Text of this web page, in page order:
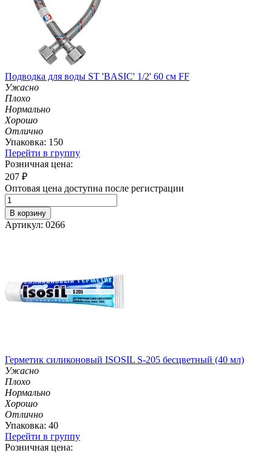
Подводка для воды ST 'BASIC' 1/2' 60 см FF
Ужасно
Плохо
Нормально
Хорошо
Отлично
Упаковка: 150
Перейти в группу
Розничная цена:
207 ₽
Оптовая цена доступна после регистрации
В корзину
Артикул: 0266
Герметик силиконовый ISOSIL S-205 бесцветный (40 мл)
Ужасно
Плохо
Нормально
Хорошо
Отлично
Упаковка: 40
Перейти в группу
Розничная цена: